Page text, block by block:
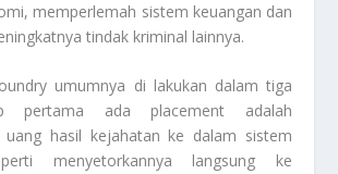
memperlemah sistem keuangan dan
tindak kriminal lainnya.
umumnya di lakukan dalam tiga
pertama ada placement adalah
uang hasil kejahatan ke dalam sistem
menyetorkannya langsung ke